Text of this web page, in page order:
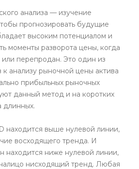
анализа — изучение
прогнозировать будущие
высоким потенциалом и
моменты разворота цены, когда
или перепродан. Это один из
к анализу рыночной цены актива
прибыльных рыночных
данный метод и на коротких
длинных.
находится выше нулевой линии,
восходящего тренда. И
находится ниже нулевой линии,
налицо нисходящий тренд. Любая